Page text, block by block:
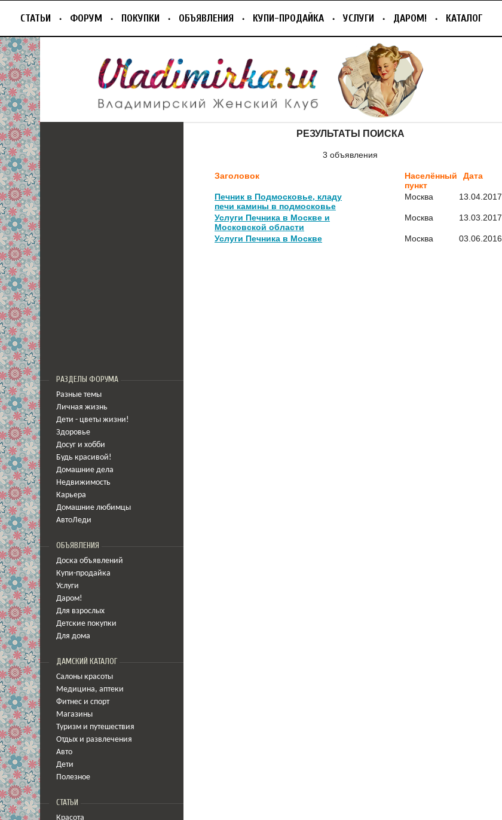
СТАТЬИ ФОРУМ ПОКУПКИ ОБЪЯВЛЕНИЯ КУПИ-ПРОДАЙКА УСЛУГИ ДАРОМ! КАТАЛОГ
РАЗДЕЛЫ ФОРУМА
Разные темы
Личная жизнь
Дети - цветы жизни!
Здоровье
Досуг и хобби
Будь красивой!
Домашние дела
Недвижимость
Карьера
Домашние любимцы
АвтоЛеди
ОБЪЯВЛЕНИЯ
Доска объявлений
Купи-продайка
Услуги
Даром!
Для взрослых
Детские покупки
Для дома
ДАМСКИЙ КАТАЛОГ
Салоны красоты
Медицина, аптеки
Фитнес и спорт
Магазины
Туризм и путешествия
Отдых и развлечения
Авто
Дети
Полезное
СТАТЬИ
Красота
РЕЗУЛЬТАТЫ ПОИСКА
3 объявления
Заголовок Дата
Населённый
пункт
Печник в Подмосковье, кладу
печи камины в подмосковье
13.04.2017
Москва
Услуги Печника в Москве и
Московской области
13.03.2017
Москва
Услуги Печника в Москве 03.06.2016
Москва